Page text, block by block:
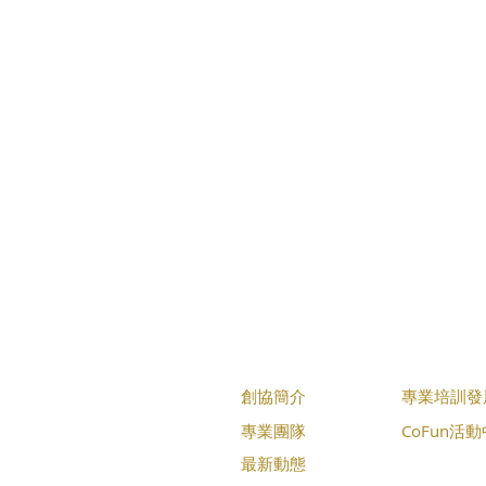
​創協簡介
專業培訓
​專業團隊
CoFun​活
​最新動態